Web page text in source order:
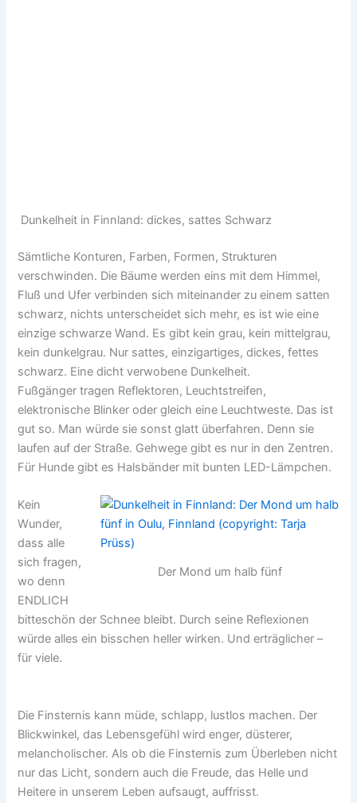
Dunkelheit in Finnland: dickes, sattes Schwarz
Sämtliche Konturen, Farben, Formen, Strukturen
verschwinden. Die Bäume werden eins mit dem Himmel,
Fluß und Ufer verbinden sich miteinander zu einem satten
schwarz, nichts unterscheidet sich mehr, es ist wie eine
einzige schwarze Wand. Es gibt kein grau, kein mittelgrau,
kein dunkelgrau. Nur sattes, einzigartiges, dickes, fettes
schwarz. Eine dicht verwobene Dunkelheit.
Fußgänger tragen Reflektoren, Leuchtstreifen,
elektronische Blinker oder gleich eine Leuchtweste. Das ist
gut so. Man würde sie sonst glatt überfahren. Denn sie
laufen auf der Straße. Gehwege gibt es nur in den Zentren.
Für Hunde gibt es Halsbänder mit bunten LED-Lämpchen.
Der Mond um halb fünf
Kein
Wunder,
dass alle
sich fragen,
wo denn
ENDLICH
bitteschön der Schnee bleibt. Durch seine Reflexionen
würde alles ein bisschen heller wirken. Und erträglicher –
für viele.
Die Finsternis kann müde, schlapp, lustlos machen. Der
Blickwinkel, das Lebensgefühl wird enger, düsterer,
melancholischer. Als ob die Finsternis zum Überleben nicht
nur das Licht, sondern auch die Freude, das Helle und
Heitere in unserem Leben aufsaugt, auffrisst.